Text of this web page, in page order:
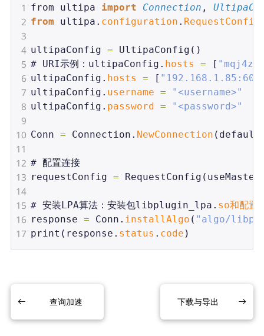
1 from ultipa import Connection ,
2 from ultipa . configuration . RequestConfig
3
4 ultipaConfig = UltipaConfig ()
5 # URI示例：ultipaConfig . hosts = [
6 ultipaConfig . hosts = [
7 ultipaConfig . username = "<username>"
8 ultipaConfig . password = "<password>"
9
10 Conn = Connection . NewConnection (
11
12 # 配置连接
13 requestConfig = RequestConfig ( useMaster
14
15 # 安装LPA算法：安装包libplugin_lpa . so和配置
16 response = Conn . installAlgo ( "algo/
17 print ( response . status . code )
查询加速 下载与导出